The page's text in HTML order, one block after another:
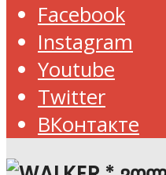
Facebook
Instagram
Youtube
Twitter
ВКонтакте